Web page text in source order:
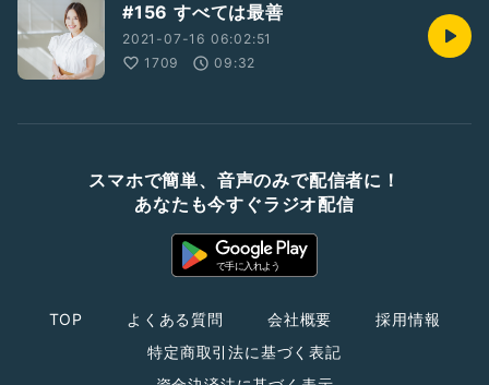
#156 すべては最善
2021-07-16 06:02:51
1709
09:32
スマホで簡単、音声のみで配信者に！
あなたも今すぐラジオ配信
TOP よくある質問 会社概要
採用情報
特定商取引法に基づく表記